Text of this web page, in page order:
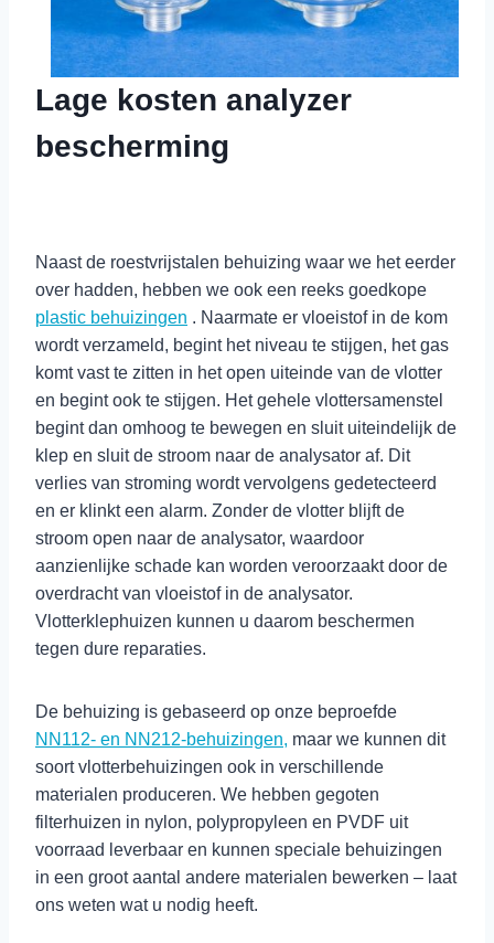
Lage kosten analyzer
bescherming
Naast de roestvrijstalen behuizing waar we het eerder
over hadden, hebben we ook een reeks goedkope
plastic behuizingen . Naarmate er vloeistof in de kom
wordt verzameld, begint het niveau te stijgen, het gas
komt vast te zitten in het open uiteinde van de vlotter
en begint ook te stijgen. Het gehele vlottersamenstel
begint dan omhoog te bewegen en sluit uiteindelijk de
klep en sluit de stroom naar de analysator af. Dit
verlies van stroming wordt vervolgens gedetecteerd
en er klinkt een alarm. Zonder de vlotter blijft de
stroom open naar de analysator, waardoor
aanzienlijke schade kan worden veroorzaakt door de
overdracht van vloeistof in de analysator.
Vlotterklephuizen kunnen u daarom beschermen
tegen dure reparaties.
De behuizing is gebaseerd op onze beproefde
NN112- en NN212-behuizingen, maar we kunnen dit
soort vlotterbehuizingen ook in verschillende
materialen produceren. We hebben gegoten
filterhuizen in nylon, polypropyleen en PVDF uit
voorraad leverbaar en kunnen speciale behuizingen
in een groot aantal andere materialen bewerken – laat
ons weten wat u nodig heeft.